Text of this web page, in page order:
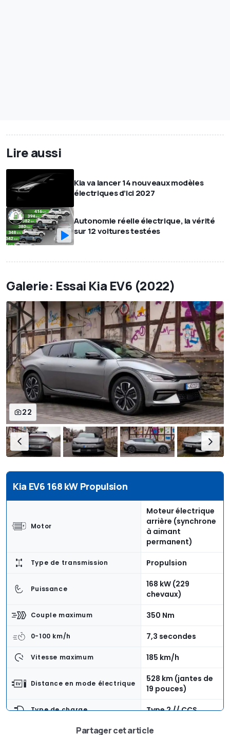
Lire aussi
Kia va lancer 14 nouveaux modèles
électriques d’ici 2027
Autonomie réelle électrique, la vérité
sur 12 voitures testées
Galerie: Essai Kia EV6 (2022)
22
Kia EV6 168 kW Propulsion
Motor
Moteur électrique
arrière (synchrone
à aimant
permanent)
Type de transmission Propulsion
Puissance
168 kW (229
chevaux)
Couple maximum 350 Nm
0-100 km/h 7,3 secondes
Vitesse maximum 185 km/h
Distance en mode électrique
528 km (jantes de
19 pouces)
Type de charge Type 2 // CCS
2,3 kW : 10 – 100 %
Partager cet article